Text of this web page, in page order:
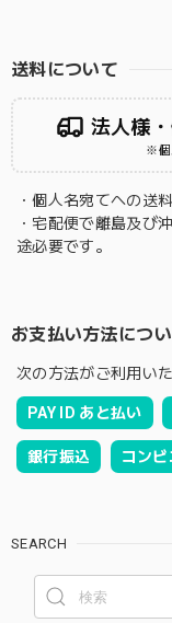
送料について
法人様
※個
・個人名宛てへの送
・宅配便で離島及び
途必要です。
お支払い方法につ
次の方法がご利用いた
PAY ID あと払い
銀行振込 コン
SEARCH